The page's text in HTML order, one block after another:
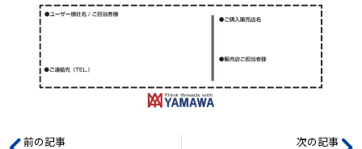
前の記事
次の記事